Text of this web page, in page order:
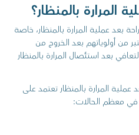
المرارة بالمنظار؟
بعد عملية المرارة بالمنظار، خاصة
من أولوياتهم بعد الخروج من
بعد استئصال المرارة بالمنظار
المرارة بالمنظار تعتمد على
في معظم الحالات: